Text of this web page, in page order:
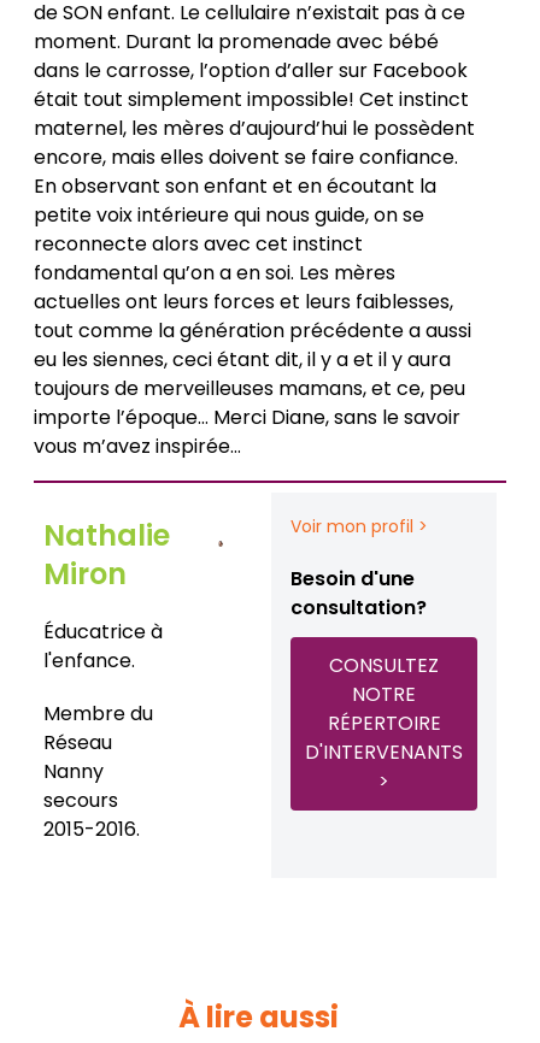
de SON enfant. Le cellulaire n’existait pas à ce
moment. Durant la promenade avec bébé
dans le carrosse, l’option d’aller sur Facebook
était tout simplement impossible! Cet instinct
maternel, les mères d’aujourd’hui le possèdent
encore, mais elles doivent se faire confiance.
En observant son enfant et en écoutant la
petite voix intérieure qui nous guide, on se
reconnecte alors avec cet instinct
fondamental qu’on a en soi. Les mères
actuelles ont leurs forces et leurs faiblesses,
tout comme la génération précédente a aussi
eu les siennes, ceci étant dit, il y a et il y aura
toujours de merveilleuses mamans, et ce, peu
importe l’époque… Merci Diane, sans le savoir
vous m’avez inspirée…
Nathalie
Miron
Éducatrice à
l'enfance.
Membre du
Réseau
Nanny
secours
2015-2016.
Voir mon profil >
Besoin d'une
consultation?
CONSULTEZ
NOTRE
RÉPERTOIRE
D'INTERVENANTS
>
À lire aussi